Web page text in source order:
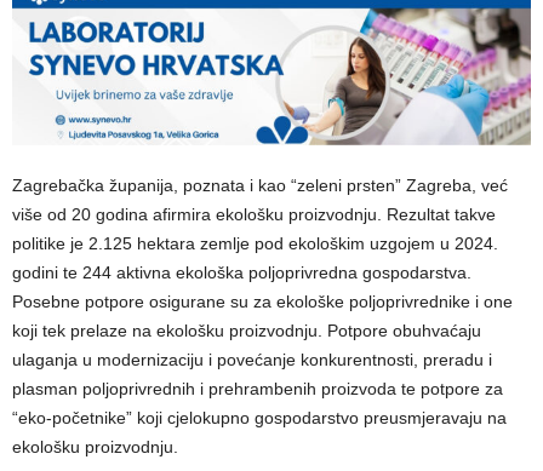
Zagrebačka županija, poznata i kao “zeleni prsten” Zagreba, već
više od 20 godina afirmira ekološku proizvodnju. Rezultat takve
politike je 2.125 hektara zemlje pod ekološkim uzgojem u 2024.
godini te 244 aktivna ekološka poljoprivredna gospodarstva.
Posebne potpore osigurane su za ekološke poljoprivrednike i one
koji tek prelaze na ekološku proizvodnju. Potpore obuhvaćaju
ulaganja u modernizaciju i povećanje konkurentnosti, preradu i
plasman poljoprivrednih i prehrambenih proizvoda te potpore za
“eko-početnike” koji cjelokupno gospodarstvo preusmjeravaju na
ekološku proizvodnju.